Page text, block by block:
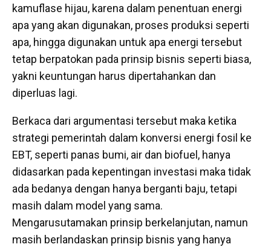
kamuflase hijau, karena dalam penentuan energi
apa yang akan digunakan, proses produksi seperti
apa, hingga digunakan untuk apa energi tersebut
tetap berpatokan pada prinsip bisnis seperti biasa,
yakni keuntungan harus dipertahankan dan
diperluas lagi.
Berkaca dari argumentasi tersebut maka ketika
strategi pemerintah dalam konversi energi fosil ke
EBT, seperti panas bumi, air dan biofuel, hanya
didasarkan pada kepentingan investasi maka tidak
ada bedanya dengan hanya berganti baju, tetapi
masih dalam model yang sama.
Mengarusutamakan prinsip berkelanjutan, namun
masih berlandaskan prinsip bisnis yang hanya